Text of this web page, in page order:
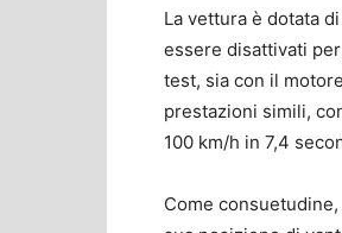
La vettura è dotata
essere disattivati
test, sia con il
prestazioni simili,
100 km/h in 7,4
Come